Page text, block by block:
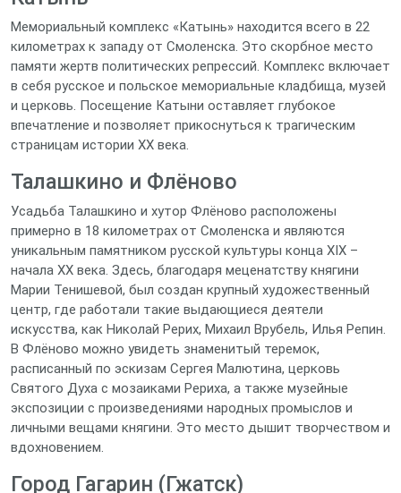
Мемориальный комплекс «Катынь» находится всего в 22
километрах к западу от Смоленска. Это скорбное место
памяти жертв политических репрессий. Комплекс включает
в себя русское и польское мемориальные кладбища, музей
и церковь. Посещение Катыни оставляет глубокое
впечатление и позволяет прикоснуться к трагическим
страницам истории XX века.
Талашкино и Флёново
Усадьба Талашкино и хутор Флёново расположены
примерно в 18 километрах от Смоленска и являются
уникальным памятником русской культуры конца XIX –
начала XX века. Здесь, благодаря меценатству княгини
Марии Тенишевой, был создан крупный художественный
центр, где работали такие выдающиеся деятели
искусства, как Николай Рерих, Михаил Врубель, Илья Репин.
В Флёново можно увидеть знаменитый теремок,
расписанный по эскизам Сергея Малютина, церковь
Святого Духа с мозаиками Рериха, а также музейные
экспозиции с произведениями народных промыслов и
личными вещами княгини. Это место дышит творчеством и
вдохновением.
Город Гагарин (Гжатск)